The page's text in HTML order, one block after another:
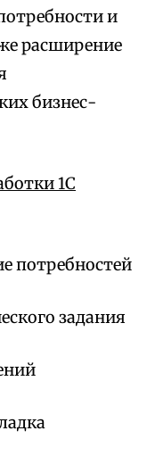
и
расширение
бизнес-
1С
потребностей
задания